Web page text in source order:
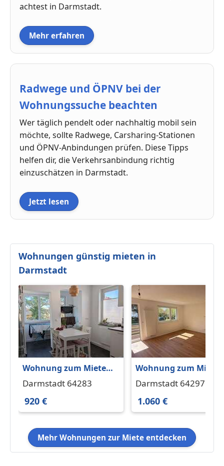
achtest in Darmstadt.
Mehr erfahren
Radwege und ÖPNV bei der
Wohnungssuche beachten
Wer täglich pendelt oder nachhaltig mobil sein
möchte, sollte Radwege, Carsharing-Stationen
und ÖPNV-Anbindungen prüfen. Diese Tipps
helfen dir, die Verkehrsanbindung richtig
einzuschätzen in Darmstadt.
Jetzt lesen
Wohnungen günstig mieten in
Darmstadt
Wohnung zum Mieten
in Darmstadt 920 € 61
Darmstadt 64283
920 €
Wohnung zum Mieten
in Darmstadt 1.060 €
Darmstadt 64297
1.060 €
Mehr Wohnungen zur Miete entdecken